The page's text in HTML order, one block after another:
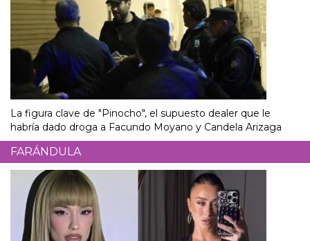
La figura clave de "Pinocho", el supuesto dealer que le
habría dado droga a Facundo Moyano y Candela Arizaga
FARÁNDULA